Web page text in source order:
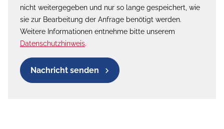
nicht weitergegeben und nur so lange gespeichert, wie
sie zur Bearbeitung der Anfrage benötigt werden.
Weitere Informationen entnehme bitte unserem
Datenschutzhinweis.
Nachricht senden